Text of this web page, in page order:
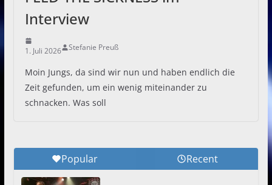
Interview
1. Juli 2026 Stefanie Preuß
Moin Jungs, da sind wir nun und haben endlich die
Zeit gefunden, um ein wenig miteinander zu
schnacken. Was soll
Popular Recent